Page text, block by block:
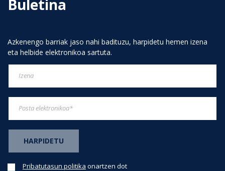
Buletina
Azkenengo barriak jaso nahi badituzu, harpidetu hemen izena
eta helbide elektronikoa sartuta.
Pribatutasun politika onartzen dot